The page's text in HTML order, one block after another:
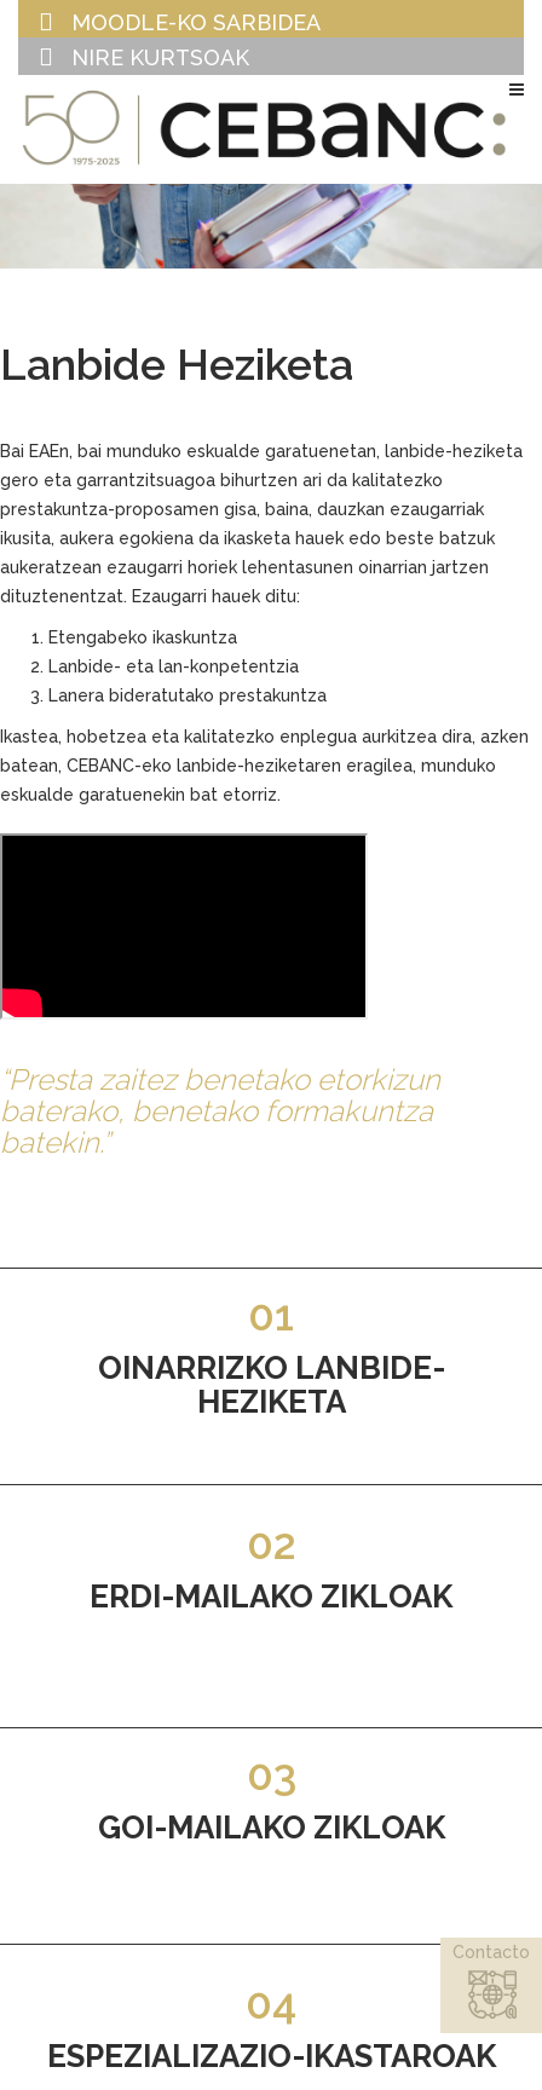
MOODLE-KO SARBIDEA
NIRE KURTSOAK
Lanbide Heziketa
Bai EAEn, bai munduko eskualde garatuenetan, lanbide-heziketa
gero eta garrantzitsuagoa bihurtzen ari da kalitatezko
prestakuntza-proposamen gisa, baina, dauzkan ezaugarriak
ikusita, aukera egokiena da ikasketa hauek edo beste batzuk
aukeratzean ezaugarri horiek lehentasunen oinarrian jartzen
dituztenentzat. Ezaugarri hauek ditu:
Etengabeko ikaskuntza
Lanbide- eta lan-konpetentzia
Lanera bideratutako prestakuntza
Ikastea, hobetzea eta kalitatezko enplegua aurkitzea dira, azken
batean, CEBANC-eko lanbide-heziketaren eragilea, munduko
eskualde garatuenekin bat etorriz.
“Presta zaitez benetako etorkizun
baterako, benetako formakuntza
batekin.”
01
OINARRIZKO LANBIDE-
HEZIKETA
02
ERDI-MAILAKO ZIKLOAK
03
GOI-MAILAKO ZIKLOAK
04
ESPEZIALIZAZIO-IKASTAROAK
Contacto